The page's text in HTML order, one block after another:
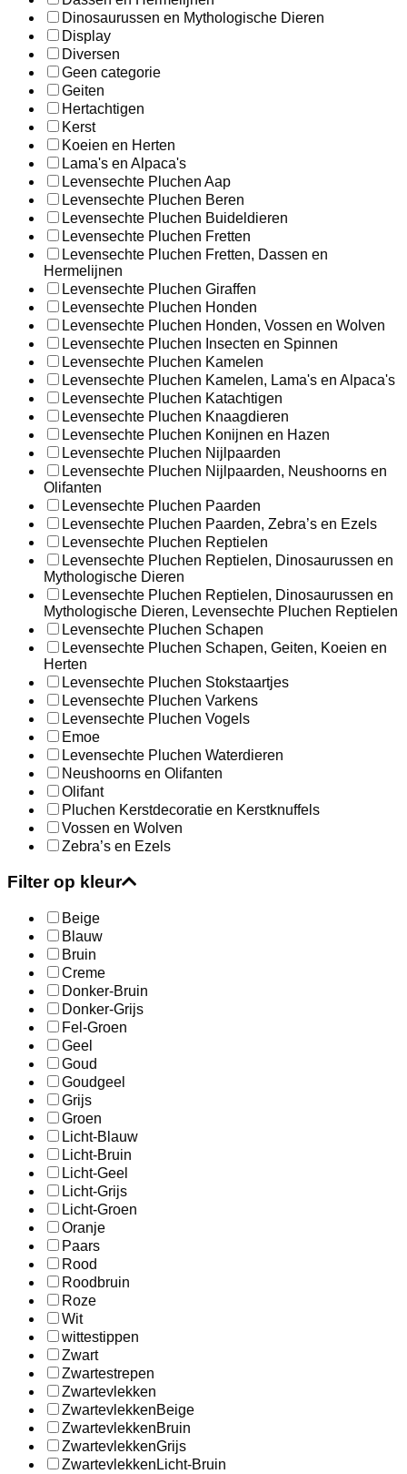
Dinosaurussen en Mythologische Dieren
Display
Diversen
Geen categorie
Geiten
Hertachtigen
Kerst
Koeien en Herten
Lama's en Alpaca's
Levensechte Pluchen Aap
Levensechte Pluchen Beren
Levensechte Pluchen Buideldieren
Levensechte Pluchen Fretten
Levensechte Pluchen Fretten, Dassen en
Hermelijnen
Levensechte Pluchen Giraffen
Levensechte Pluchen Honden
Levensechte Pluchen Honden, Vossen en Wolven
Levensechte Pluchen Insecten en Spinnen
Levensechte Pluchen Kamelen
Levensechte Pluchen Kamelen, Lama's en Alpaca's
Levensechte Pluchen Katachtigen
Levensechte Pluchen Knaagdieren
Levensechte Pluchen Konijnen en Hazen
Levensechte Pluchen Nijlpaarden
Levensechte Pluchen Nijlpaarden, Neushoorns en
Olifanten
Levensechte Pluchen Paarden
Levensechte Pluchen Paarden, Zebra’s en Ezels
Levensechte Pluchen Reptielen
Levensechte Pluchen Reptielen, Dinosaurussen en
Mythologische Dieren
Levensechte Pluchen Reptielen, Dinosaurussen en
Mythologische Dieren, Levensechte Pluchen Reptielen
Levensechte Pluchen Schapen
Levensechte Pluchen Schapen, Geiten, Koeien en
Herten
Levensechte Pluchen Stokstaartjes
Levensechte Pluchen Varkens
Levensechte Pluchen Vogels
Emoe
Levensechte Pluchen Waterdieren
Neushoorns en Olifanten
Olifant
Pluchen Kerstdecoratie en Kerstknuffels
Vossen en Wolven
Zebra’s en Ezels
Filter op kleur
Beige
Blauw
Bruin
Creme
Donker-Bruin
Donker-Grijs
Fel-Groen
Geel
Goud
Goudgeel
Grijs
Groen
Licht-Blauw
Licht-Bruin
Licht-Geel
Licht-Grijs
Licht-Groen
Oranje
Paars
Rood
Roodbruin
Roze
Wit
wittestippen
Zwart
Zwartestrepen
Zwartevlekken
ZwartevlekkenBeige
ZwartevlekkenBruin
ZwartevlekkenGrijs
ZwartevlekkenLicht-Bruin